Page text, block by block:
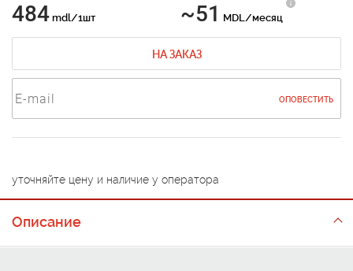
484 mdl/1шт ~51 MDL/месяц
НА ЗАКАЗ
ОПОВЕСТИТЬ
уточняйте цену и наличие у оператора
Описание